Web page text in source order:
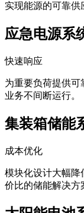
实现能源的可靠供
应急电源系
快速响应
为重要负荷提供
业务不间断运行。
集装箱储能
成本优化
模块化设计大幅降
价比的储能解决方